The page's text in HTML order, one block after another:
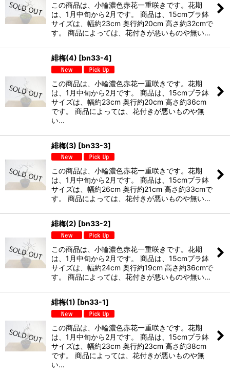
この商品は、小輪濃色赤花一重咲きです。花期
は、1月中旬から2月です。 商品は、15cmプラ鉢
サイズは、幅約23cm 奥行約20cm 高さ約32cmで
す。 商品によっては、花付きが悪いものや無い…
緋梅(4) [bn33-4]
この商品は、小輪濃色赤花一重咲きです。花期
は、1月中旬から2月です。 商品は、15cmプラ鉢
サイズは、幅約23cm 奥行約20cm 高さ約36cm
です。 商品によっては、花付きが悪いものや無
い…
緋梅(3) [bn33-3]
この商品は、小輪濃色赤花一重咲きです。花期
は、1月中旬から2月です。 商品は、15cmプラ鉢
サイズは、幅約26cm 奥行約21cm 高さ約33cmで
す。 商品によっては、花付きが悪いものや無い…
緋梅(2) [bn33-2]
この商品は、小輪濃色赤花一重咲きです。花期
は、1月中旬から2月です。 商品は、15cmプラ鉢
サイズは、幅約24cm 奥行約19cm 高さ約36cmで
す。 商品によっては、花付きが悪いものや無い…
緋梅(1) [bn33-1]
この商品は、小輪濃色赤花一重咲きです。花期
は、1月中旬から2月です。 商品は、15cmプラ鉢
サイズは、幅約23cm 奥行約23cm 高さ約38cm
です。 商品によっては、花付きが悪いものや無
い…